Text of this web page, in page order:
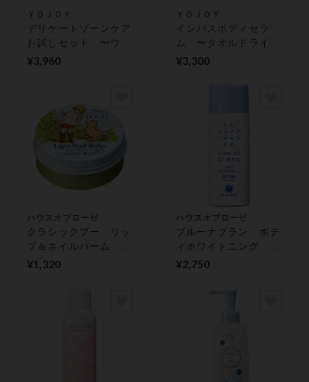
ＹＯＪＯＹ
デリケートゾーンケア
お試しセット 〜ウォ
ッシュ＆ミニオイル美
¥3,960
ＹＯＪＯＹ
インバスボディセラ
ム 〜タオルドライ前
のぬれたお肌に塗り伸
¥3,300
ハウスオブローゼ
クラシックプー リッ
プ＆ネイルバーム Ｂ
Ｇ ｎ スキンケア
¥1,320
ハウスオブローゼ
ブルーナブラン ボデ
ィホワイトニング Ｕ
Ｖ バス・ボディケア
¥2,750